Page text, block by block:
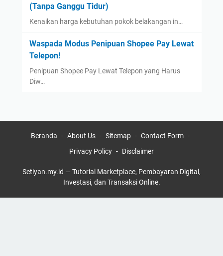
(Tanpa Ganggu Tidur)
Kenaikan harga kebutuhan pokok belakangan in…
Waspada Modus Penipuan Shopee Pay Lewat
Telepon!
Penipuan Shopee Pay Lewat Telepon yang Harus
Diw…
Beranda About Us Sitemap
Contact Form
Privacy Policy
Disclaimer
Setiyan.my.id — Tutorial Marketplace, Pembayaran Digital,
Investasi, dan Transaksi Online.